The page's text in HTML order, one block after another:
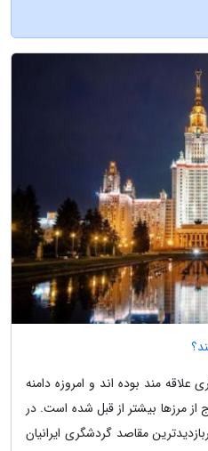
علاقه مند بوده اند و امروزه دامنه
از مرزها بیشتر از قبل شده است. در
مقاصد گردشگری ایرانیان